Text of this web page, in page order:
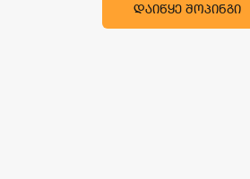
ᲓᲐᲘᲬᲧᲔ ᲨᲝᲞᲘᲜᲒᲘ